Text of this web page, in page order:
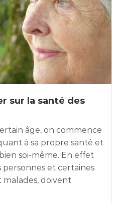
sur la santé des
âge, on commence
à sa propre santé et
soi-même. En effet
et certaines
doivent